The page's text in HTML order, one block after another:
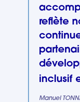
reflète
inclusif
Manuel